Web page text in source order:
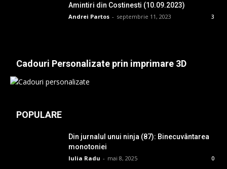
Amintiri din Costinesti (10.09.2023)
Andrei Partos - septembrie 11, 2023 3
Cadouri Personalizate prin imprimare 3D
POPULARE
Din jurnalul unui ninja (87): Binecuvântarea
monotoniei
Iulia Radu - mai 8, 2025 0